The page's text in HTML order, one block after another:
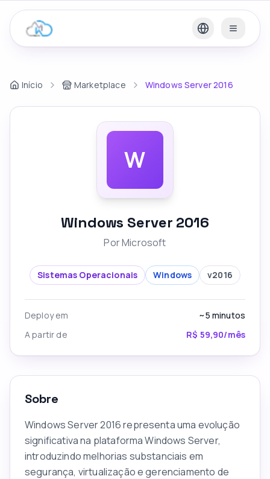
Início Marketplace Windows Server 2016
W
Windows Server 2016
PorMicrosoft
Sistemas Operacionais Windows v2016
Deploy em ~5 minutos
A partir de
R$ 59,90/mês
Sobre
Windows Server 2016 representa uma evolução
significativa na plataforma Windows Server,
introduzindo melhorias substanciais em
segurança, virtualização e gerenciamento de